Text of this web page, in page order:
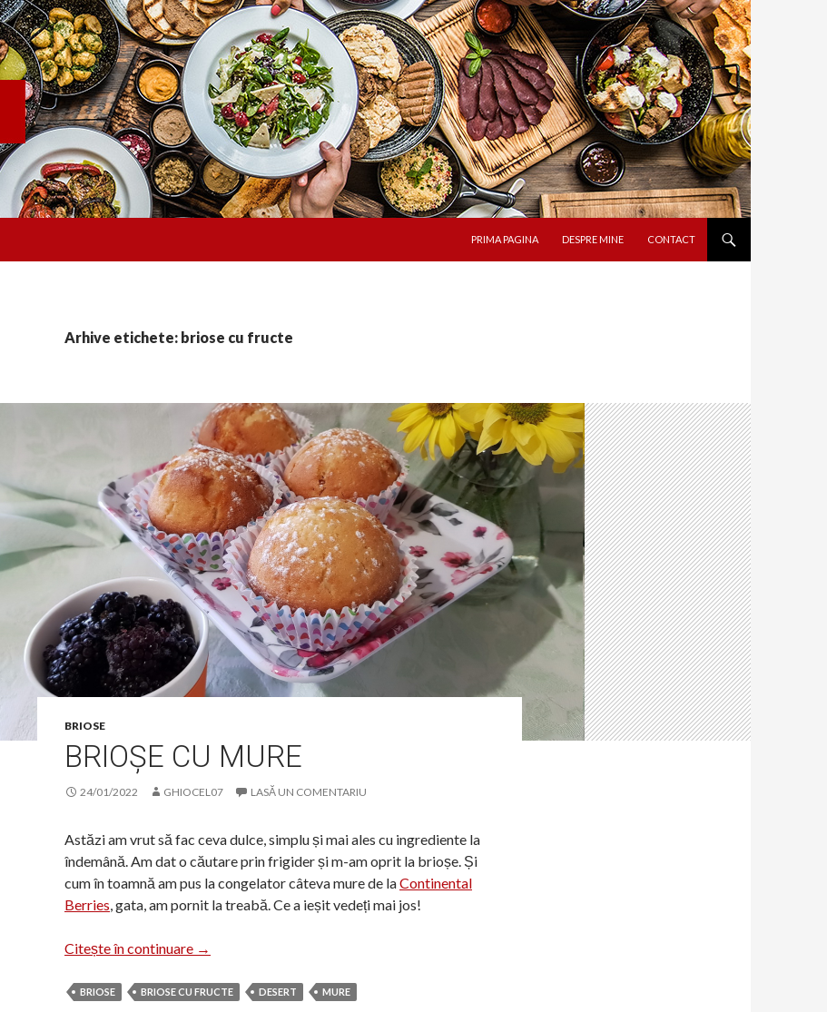
PRIMA PAGINA
DESPRE MINE CONTACT
Arhive etichete: briose cu fructe
BRIOSE
BRIOȘE CU MURE
24/01/2022 GHIOCEL07 LASĂ UN COMENTARIU
Astăzi am vrut să fac ceva dulce, simplu și mai ales cu ingrediente la
îndemână. Am dat o căutare prin frigider și m-am oprit la brioșe. Și
cum în toamnă am pus la congelator câteva mure de laContinental
Berries, gata, am pornit la treabă. Ce a ieșit vedeți mai jos!
Citește în continuare Brioșe cu mure
→
BRIOSE BRIOSE CU FRUCTE DESERT MURE